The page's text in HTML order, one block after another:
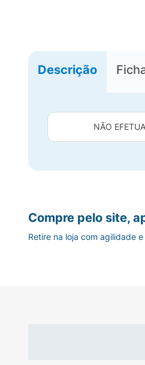
Descrição
NÃO
Compre pelo site,
Retire na loja com agilidade